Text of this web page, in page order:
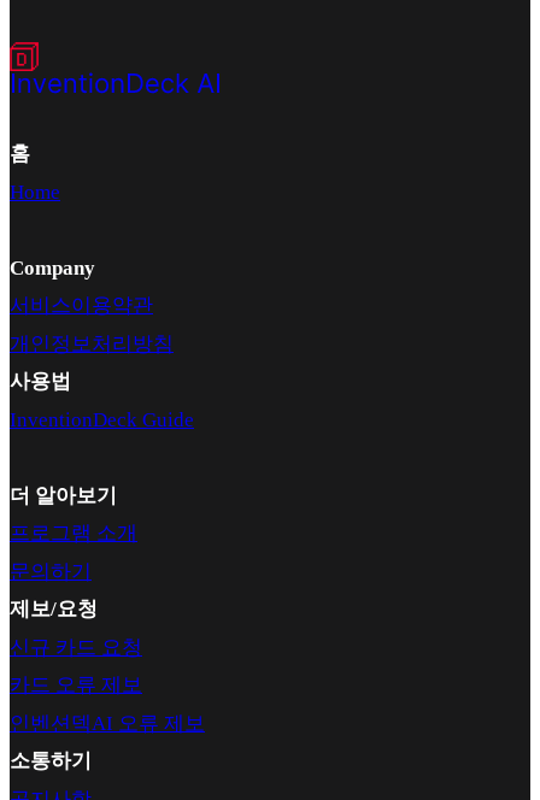
홈
Home
Company
서비스이용약관
개인정보처리방침
사용법
InventionDeck Guide
더 알아보기
프로그램 소개
문의하기
제보/요청
신규 카드 요청
카드 오류 제보
인벤션덱AI 오류 제보
소통하기